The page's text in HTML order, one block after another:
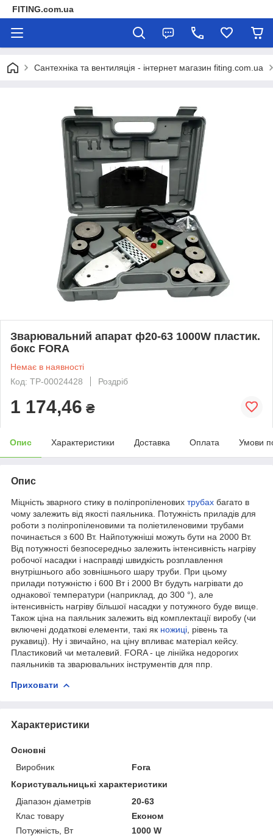
FITING.com.ua
Сантехніка та вентиляція - інтернет магазин fiting.com.ua
Зварювальний апарат ф20-63 1000W пластик.
бокс FORA
Немає в наявності
Код: ТР-00024428
Роздріб
1 174,46 ₴
Опис Характеристики Доставка Оплата Умови
Опис
Міцність зварного стику в поліпропіленових трубах багато в
чому залежить від якості паяльника. Потужність приладів для
роботи з поліпропіленовими та поліетиленовими трубами
починається з 600 Вт. Найпотужніші можуть бути на 2000 Вт.
Від потужності безпосередньо залежить інтенсивність нагріву
робочої насадки і насправді швидкість розплавлення
внутрішнього або зовнішнього шару труби. При цьому
прилади потужністю і 600 Вт і 2000 Вт будуть нагрівати до
однакової температури (наприклад, до 300 °), але
інтенсивність нагріву більшої насадки у потужного буде вище.
Також ціна на паяльник залежить від комплектації виробу (чи
включені додаткові елементи, такі як ножиці , рівень та
рукавиці). Ну і звичайно, на ціну впливає матеріал кейсу.
Пластиковий чи металевий. FORA - це лінійка недорогих
паяльників та зварювальних інструментів для ппр.
Приховати
Характеристики
Основні
Виробник
Fora
Користувальницькі характеристики
Діапазон діаметрів
20-63
Клас товару
Економ
Потужність, Вт
1000 W